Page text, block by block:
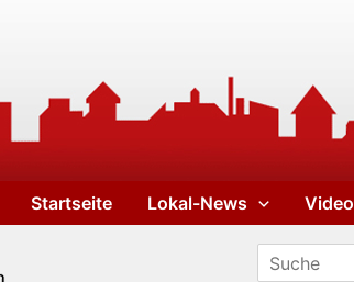
Startseite Lokal-News Video